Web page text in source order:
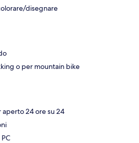
disegnare
o per mountain bike
aperto 24 ore su 24